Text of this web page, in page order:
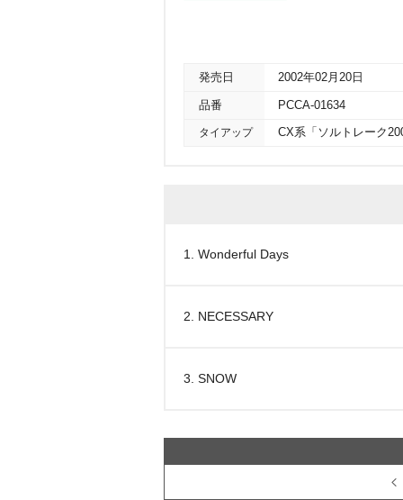
発売日 2002年02月20日
品番 PCCA-01634
タイアップ CX系「ソルトレーク
1. Wonderful Days
2. NECESSARY
3. SNOW